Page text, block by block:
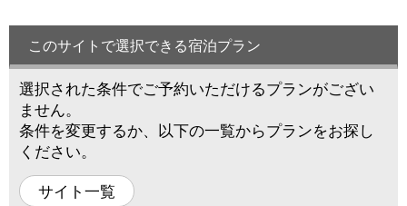
このサイトで選択できる宿泊プラン
選択された条件でご予約いただけるプランがござい
ません。
条件を変更するか、以下の一覧からプランをお探し
ください。
サイト一覧